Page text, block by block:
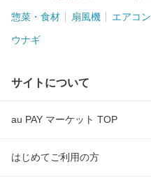
惣菜・食材 扇風機 エアコン
ウナギ
サイトについて
au PAY マーケット TOP
はじめてご利用の方